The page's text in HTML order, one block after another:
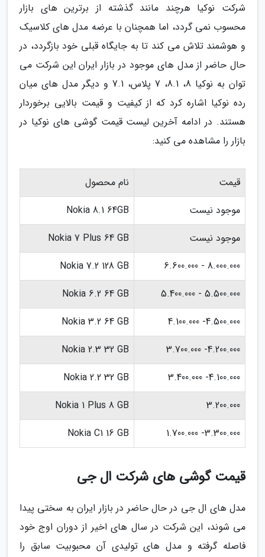
شرکت نوکیا هرچند مانند گذشته از برترین های بازار
محسوب نمی گردد، اما همچنان با عرضه مدل های کلاسیک
و هوشمند تلاش می کند تا به جایگاه قبلی خود بازگردد، در
حال حاضر از مدل های موجود در بازار ایران این شرکت می
توان به نوکیا 8، 8.1، 7 پلاس، 7.1 و دیگر مدل های میان
رده نوکیا اشاره کرد که از کیفیت و قیمت بالایی برخوردار
هستند. در ادامه آخرین لیست قیمت گوشی های نوکیا در
بازار را مشاهده می کنید:
قیمت
نام محصول
موجود نیست
Nokia 8.1 64GB
موجود نیست
Nokia 7 Plus 64 GB
8.000.000 - 6.600.000
Nokia 7.2 128 GB
5.500.000 - 5.400.000
Nokia 6.2 64 GB
4.500.000- 4.100.000
Nokia 3.2 64 GB
4.200.000- 3.700.000
Nokia 2.3 32 GB
4.100.000- 3.400.000
Nokia 2.2 32 GB
3.200.000
Nokia 1 Plus 8 GB
3.300.000- 1.700.000
Nokia C1 16 GB
قیمت گوشی های شرکت ال جی
مدل های ال جی در حال حاضر در بازار ایران به سختی پیدا
می شوند، این شرکت در سال های اخیر از دوران اوج خود
فاصله گرفته و مدل های تولیدی آن محبوبیت سابق را